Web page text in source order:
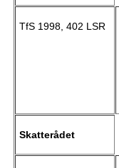
TfS 1998, 402 LSR
Skatterådet